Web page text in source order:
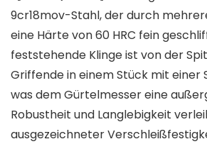
9cr18mov-Stahl, der durch
eine Härte von 60 HRC fein
feststehende Klinge ist von der
Griffende in einem Stück mit einer
was dem Gürtelmesser eine
Robustheit und Langlebigkeit
ausgezeichneter